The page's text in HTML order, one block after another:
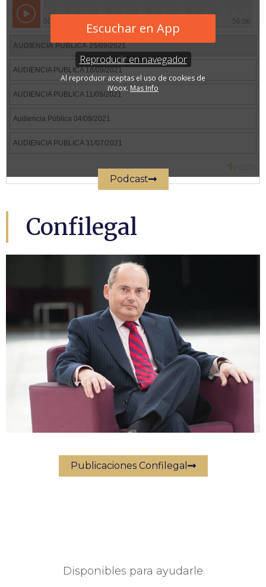
Podcast
Confilegal
Publicaciones Confilegal
Disponibles para ayudarle